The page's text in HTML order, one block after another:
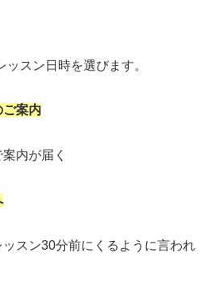
ッスン日時を選びます。
案内
内が届く
スン30分前にくるように言われ